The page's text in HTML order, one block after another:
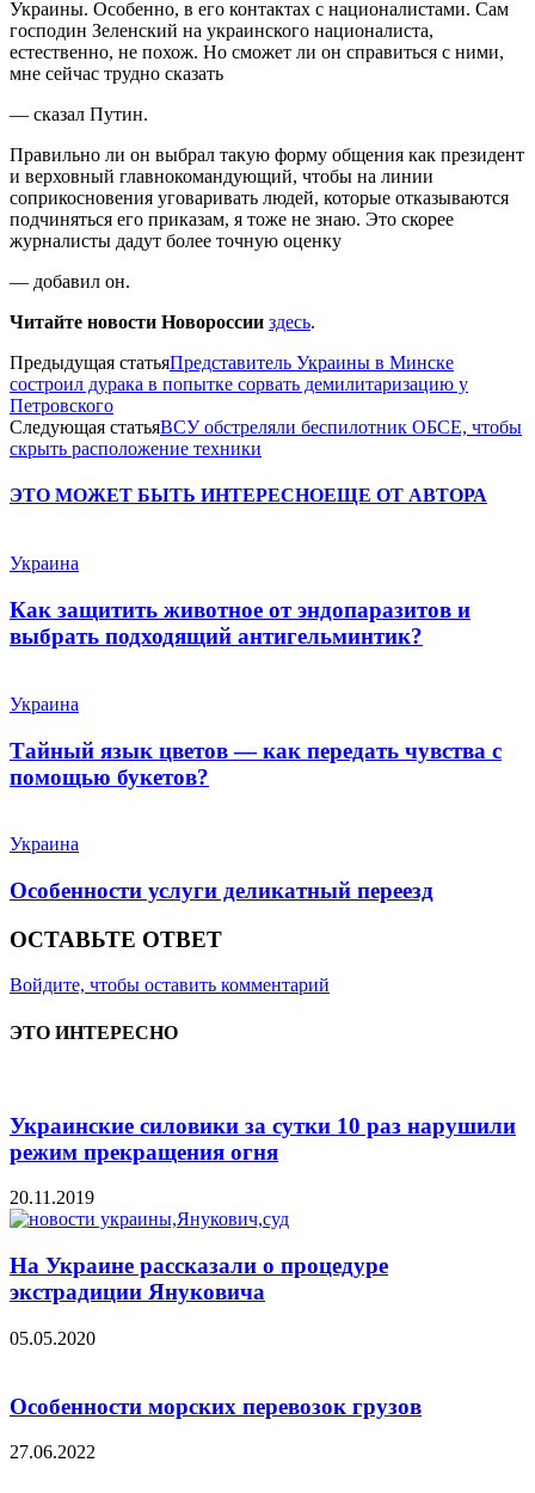
Украины. Особенно, в его контактах с националистами. Сам
господин Зеленский на украинского националиста,
естественно, не похож. Но сможет ли он справиться с ними,
мне сейчас трудно сказать
— сказал Путин.
Правильно ли он выбрал такую форму общения как президент
и верховный главнокомандующий, чтобы на линии
соприкосновения уговаривать людей, которые отказываются
подчиняться его приказам, я тоже не знаю. Это скорее
журналисты дадут более точную оценку
— добавил он.
Читайте новости Новороссии здесь.
Предыдущая статьяПредставитель Украины в Минске
состроил дурака в попытке сорвать демилитаризацию у
Петровского
Следующая статьяВСУ обстреляли беспилотник ОБСЕ, чтобы
скрыть расположение техники
ЭТО МОЖЕТ БЫТЬ ИНТЕРЕСНОЕЩЕ ОТ АВТОРА
Украина
Как защитить животное от эндопаразитов и
выбрать подходящий антигельминтик?
Украина
Тайный язык цветов — как передать чувства с
помощью букетов?
Украина
Особенности услуги деликатный переезд
ОСТАВЬТЕ ОТВЕТ
Войдите, чтобы оставить комментарий
ЭТО ИНТЕРЕСНО
Украинские силовики за сутки 10 раз нарушили
режим прекращения огня
20.11.2019
На Украине рассказали о процедуре
экстрадиции Януковича
05.05.2020
Особенности морских перевозок грузов
27.06.2022